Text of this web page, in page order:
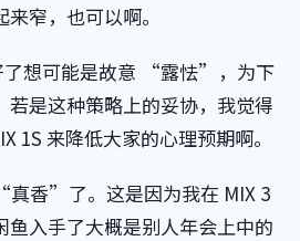
窄，也可以啊。
了想可能是故意 “露怯”，为下
若是这种策略上的妥协，我觉得
1S 来降低大家的心理预期啊。
香”了。这是因为我在 MIX 3
鱼入手了大概是别人年会上中的